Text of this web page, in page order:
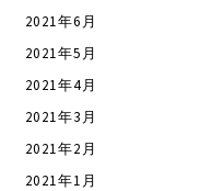
2021年6月
2021年5月
2021年4月
2021年3月
2021年2月
2021年1月